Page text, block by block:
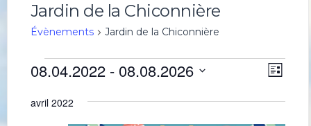
Jardin de la Chiconnière
Évènements Jardin de la Chiconnière
Évènements
vues
Liste
08.04.2022 - 08.08.2026
date.
avril 2022